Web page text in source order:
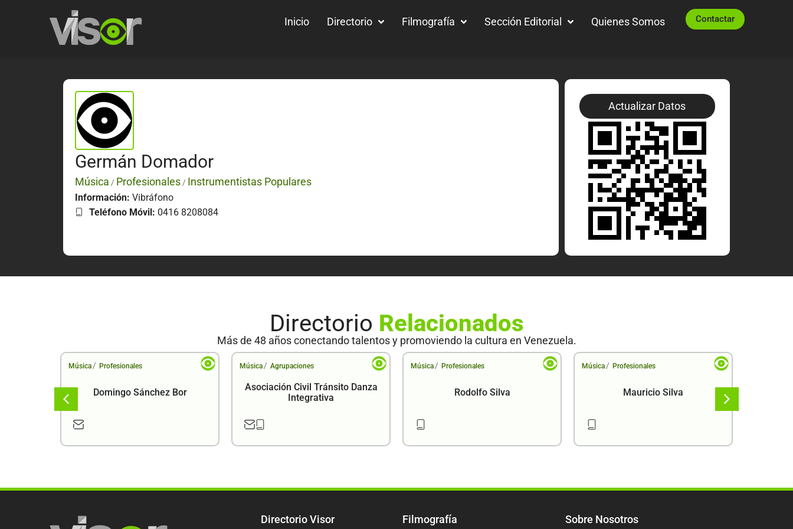
Inicio Directorio Filmografía Sección Editorial Quienes Somos Contactar
Germán Domador
Música / Profesionales / Instrumentistas Populares
Información: Vibráfono
Teléfono Móvil: 0416 8208084
Actualizar Datos
Directorio Relacionados
Más de 48 años conectando talentos y promoviendo la cultura en Venezuela.
Música / Profesionales
Domingo Sánchez Bor
Música / Agrupaciones
Asociación Civil Tránsito Danza
Integrativa
Música / Profesionales
Rodolfo Silva
Música / Profesionales
Mauricio Silva
Directorio Visor Filmografía Sobre Nosotros